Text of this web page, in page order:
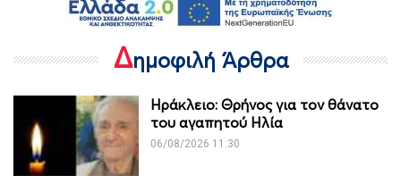
Δημοφιλή Άρθρα
Ηράκλειο: Θρήνος για τον θάνατο
του αγαπητού Ηλία
06/08/2026 11:30